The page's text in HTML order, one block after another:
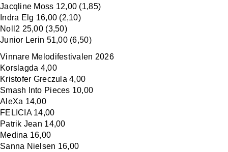
Jacqline Moss 12,00 (1,85)
Indra Elg 16,00 (2,10)
Noll2 25,00 (3,50)
Junior Lerin 51,00 (6,50)
Vinnare Melodifestivalen 2026
Korslagda 4,00
Kristofer Greczula 4,00
Smash Into Pieces 10,00
AleXa 14,00
FELICIA 14,00
Patrik Jean 14,00
Medina 16,00
Sanna Nielsen 16,00